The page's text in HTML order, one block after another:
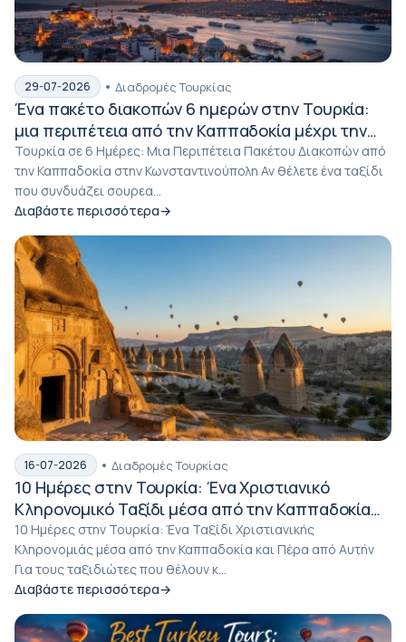
29-07-2026 Διαδρομές Τουρκίας
Ένα πακέτο διακοπών 6 ημερών στην Τουρκία:
μια περιπέτεια από την Καππαδοκία μέχρι την
Κωνσταντινούπολη
Τουρκία σε 6 Ημέρες: Μια Περιπέτεια Πακέτου Διακοπών από
την Καππαδοκία στην Κωνσταντινούπολη Αν θέλετε ένα ταξίδι
που συνδυάζει σουρεα...
Διαβάστε περισσότερα
16-07-2026 Διαδρομές Τουρκίας
10 Ημέρες στην Τουρκία: Ένα Χριστιανικό
Κληρονομικό Ταξίδι μέσα από την Καππαδοκία
και Πέρα από Αυτήν
10 Ημέρες στην Τουρκία: Ένα Ταξίδι Χριστιανικής
Κληρονομιάς μέσα από την Καππαδοκία και Πέρα από Αυτήν
Για τους ταξιδιώτες που θέλουν κ...
Διαβάστε περισσότερα